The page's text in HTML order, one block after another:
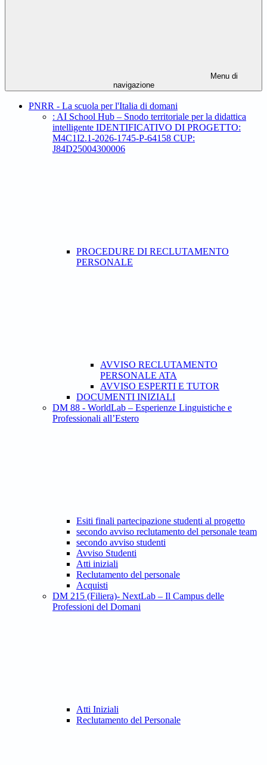
Menu di
navigazione
PNRR - La scuola per l'Italia di domani
: AI School Hub – Snodo territoriale per la didattica
intelligente IDENTIFICATIVO DI PROGETTO:
M4C1I2.1-2026-1745-P-64158 CUP:
J84D25004300006
PROCEDURE DI RECLUTAMENTO
PERSONALE
AVVISO RECLUTAMENTO
PERSONALE ATA
AVVISO ESPERTI E TUTOR
DOCUMENTI INIZIALI
DM 88 - WorldLab – Esperienze Linguistiche e
Professionali all’Estero
Esiti finali partecipazione studenti al progetto
secondo avviso reclutamento del personale team
secondo avviso studenti
Avviso Studenti
Atti iniziali
Reclutamento del personale
Acquisti
DM 215 (Filiera)- NextLab – Il Campus delle
Professioni del Domani
Atti Iniziali
Reclutamento del Personale